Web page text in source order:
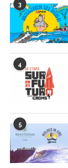
3
4
5